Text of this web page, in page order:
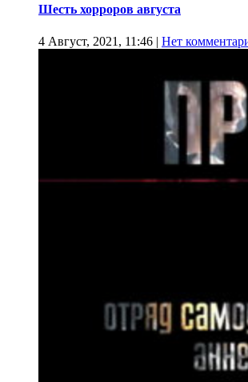
Шесть хорроров августа
4 Август, 2021, 11:46 | Нет